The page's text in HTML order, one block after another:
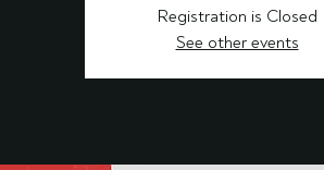
Registration is Closed
See other events